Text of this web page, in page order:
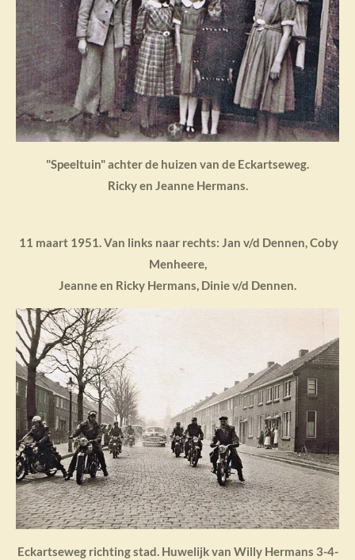
"Speeltuin" achter de huizen van de Eckartseweg.
Ricky en Jeanne Hermans.
11 maart 1951. Van links naar rechts: Jan v/d Dennen, Coby
Menheere,
Jeanne en Ricky Hermans, Dinie v/d Dennen.
Eckartseweg richting stad. Huwelijk van Willy Hermans 3-4-